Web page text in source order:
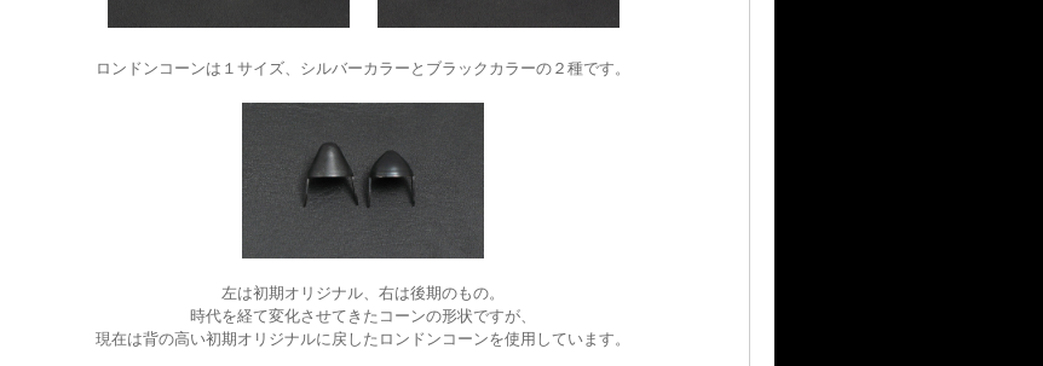
ロンドンコーンは１サイズ、シルバーカラーとブラックカラーの２種です。
左は初期オリジナル、右は後期のもの。
時代を経て変化させてきたコーンの形状ですが、
現在は背の高い初期オリジナルに戻したロンドンコーンを使用しています。